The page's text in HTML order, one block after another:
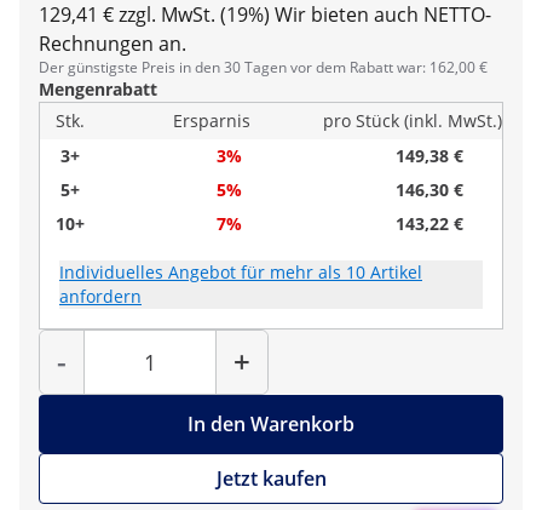
129,41 € zzgl. MwSt. (19%) Wir bieten auch NETTO-
Rechnungen an.
Der günstigste Preis in den 30 Tagen vor dem Rabatt war: 162,00 €
Mengenrabatt
Stk.
Ersparnis
pro Stück (inkl. MwSt.)
3+
3%
149,38 €
5+
5%
146,30 €
10+
7% 143,22 €
Individuelles Angebot für mehr als 10 Artikel
anfordern
-
Menge
+
In den Warenkorb
Jetzt kaufen